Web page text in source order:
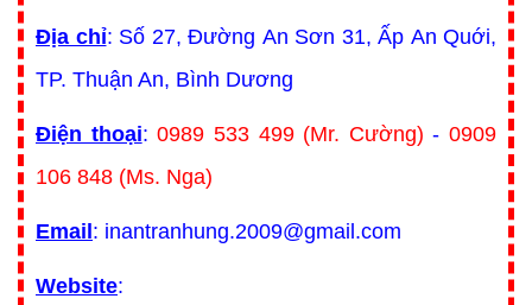
Địa chỉ: Số 27, Đường An Sơn 31, Ấp An Quới,
TP. Thuận An, Bình Dương
Điện thoại:0989 533 499 (Mr. Cường) - 0909
106 848 (Ms. Nga)
Email: inantranhung.2009@gmail.com
Website: